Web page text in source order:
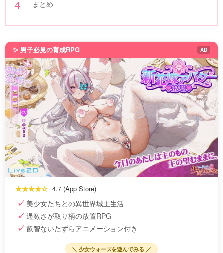
まとめ
✨ 男子必見の育成RPG AD
★★★★☆ 4.7 (App Store)
美少女たちとの異世界城主生活
過激さが取り柄の放置RPG
叡智ないたずらアニメーション付き
＼ 少女ウォーズを遊んでみる ／